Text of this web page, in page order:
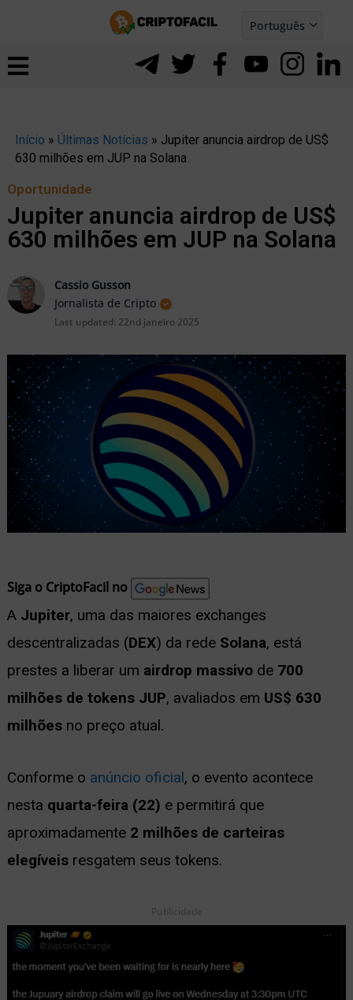
Português
Español
Início » Últimas Notícias » Jupiter anuncia airdrop de US$
630 milhões em JUP na Solana
Oportunidade
Jupiter anuncia airdrop de US$
630 milhões em JUP na Solana
Cassio Gusson
Jornalista de Cripto
Last updated: 22nd janeiro 2025
Siga o CriptoFacil no
A Jupiter, uma das maiores exchanges
descentralizadas (DEX) da rede Solana, está
prestes a liberar um airdrop massivode 700
milhões de tokens JUP, avaliados em US$ 630
milhõesno preço atual.
Conforme o anúncio oficial, o evento acontece
nesta quarta-feira (22) e permitirá que
aproximadamente 2 milhões de carteiras
elegíveisresgatem seus tokens.
Publicidade